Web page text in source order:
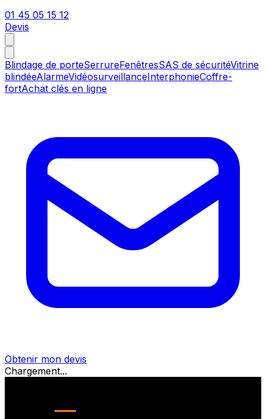
01 45 05 15 12
Devis
Blindage de porteSerrureFenêtresSAS de sécuritéVitrine
blindéeAlarmeVidéosurveillanceInterphonieCoffre-
fortAchat clés en ligne
Obtenir mon devis
Chargement...